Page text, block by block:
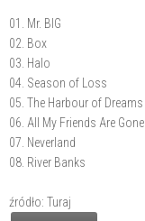
01. Mr. BIG
02. Box
03. Halo
04. Season of Loss
05. The Harbour of Dreams
06. All My Friends Are Gone
07. Neverland
08. River Banks
źródło: Turaj